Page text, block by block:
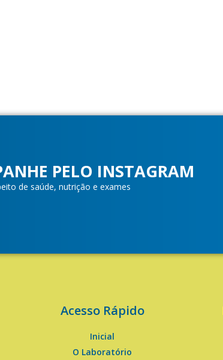
PELO INSTAGRAM
de saúde, nutrição e exames
Acesso Rápido
Inicial
O Laboratório